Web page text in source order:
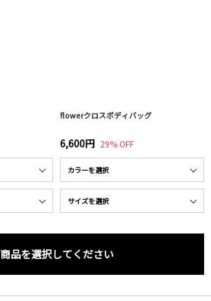
flowerクロスボディバッグ
6,600円 29% OFF
商品を選択してください